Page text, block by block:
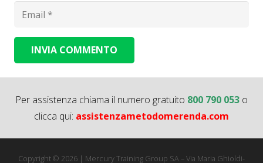
INVIA COMMENTO
Per assistenza chiama il numero gratuito 800 790 053 o
clicca qui: assistenzametodomerenda.com
Copyright © 2026 | Mercury Training Group SA – Via Maria Ghioldi-